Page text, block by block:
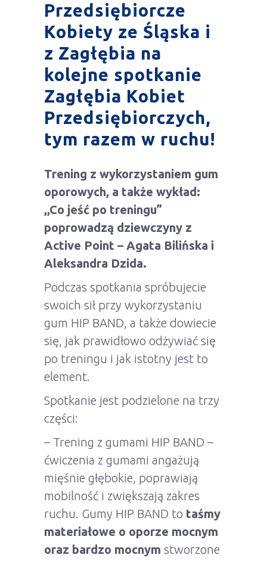
Przedsiębiorcze
Kobiety ze Śląska i
z Zagłębia na
kolejne spotkanie
Zagłębia Kobiet
Przedsiębiorczych,
tym razem w ruchu!
Trening z wykorzystaniem gum
oporowych, a także wykład:
,,Co jeść po treningu”
poprowadzą dziewczyny z
Active Point – Agata Bilińska i
Aleksandra Dzida.
Podczas spotkania spróbujecie
swoich sił przy wykorzystaniu
gum HIP BAND, a także dowiecie
się, jak prawidłowo odżywiać się
po treningu i jak istotny jest to
element.
Spotkanie jest podzielone na trzy
części:
– Trening z gumami HIP BAND –
ćwiczenia z gumami angażują
mięśnie głębokie, poprawiają
mobilność i zwiększają zakres
ruchu. Gumy HIP BAND to taśmy
materiałowe o oporze mocnym
oraz bardzo mocnym stworzone